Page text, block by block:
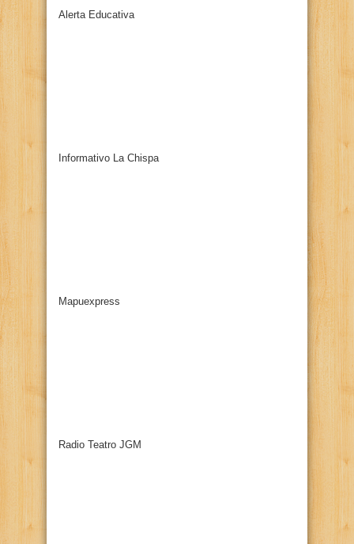
Alerta Educativa
Informativo La Chispa
Mapuexpress
Radio Teatro JGM